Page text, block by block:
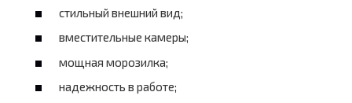
стильный внешний вид;
вместительные камеры;
мощная морозилка;
надежность в работе;